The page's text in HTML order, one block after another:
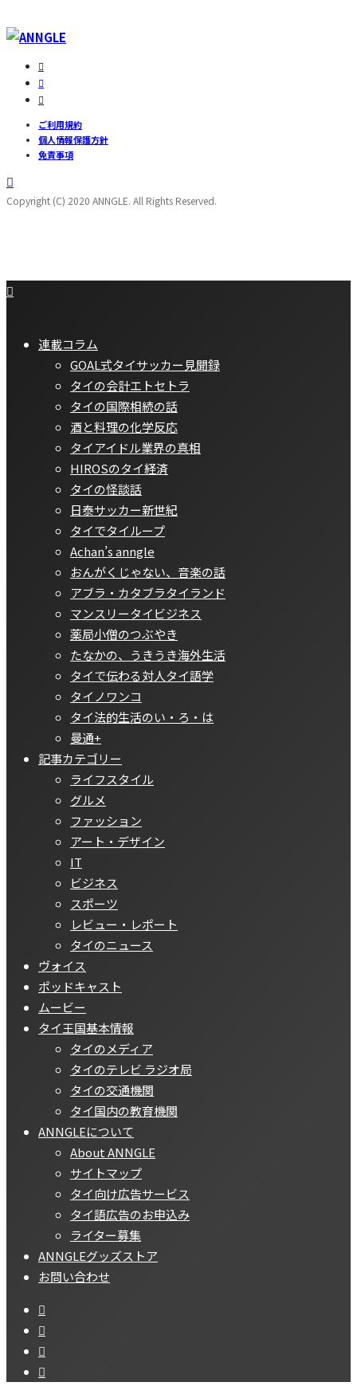
ご利用規約
個人情報保護方針
免責事項
Copyright (C) 2020 ANNGLE. All Rights Reserved.
連載コラム
GOAL式タイサッカー見聞録
タイの会計エトセトラ
タイの国際相続の話
酒と料理の化学反応
タイアイドル業界の真相
HIROSのタイ経済
タイの怪談話
日泰サッカー新世紀
タイでタイループ
Achan’s anngle
おんがくじゃない、音楽の話
アブラ・カタブラタイランド
マンスリータイビジネス
薬局小僧のつぶやき
たなかの、うきうき海外生活
タイで伝わる対人タイ語学
タイノワンコ
タイ法的生活のい・ろ・は
曼通+
記事カテゴリー
ライフスタイル
グルメ
ファッション
アート・デザイン
IT
ビジネス
スポーツ
レビュー・レポート
タイのニュース
ヴォイス
ポッドキャスト
ムービー
タイ王国基本情報
タイのメディア
タイのテレビ ラジオ局
タイの交通機関
タイ国内の教育機関
ANNGLEについて
About ANNGLE
サイトマップ
タイ向け広告サービス
タイ語広告のお申込み
ライター募集
ANNGLEグッズストア
お問い合わせ